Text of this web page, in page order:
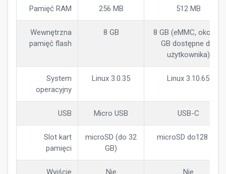
Pamięć RAM 256 MB 512 MB
Wewnętrzna
pamięć flash
8 GB
8 GB (eMMC, około 7
GB dostępne dla
użytkownika)
System
operacyjny
Linux 3.0.35 Linux 3.10.65
USB Micro USB USB-C
Slot kart
pamięci
microSD (do 32
GB)
microSD do128 GB
Wyjście Nie Nie